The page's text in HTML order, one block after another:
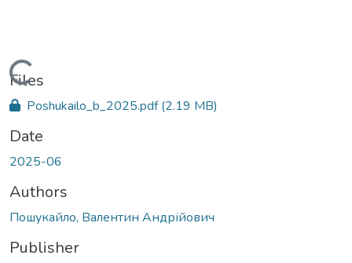
Loading...
Files
Poshukailo_b_2025.pdf(2.19 MB)
Date
2025-06
Authors
Пошукайло, Валентин Андрійович
Publisher